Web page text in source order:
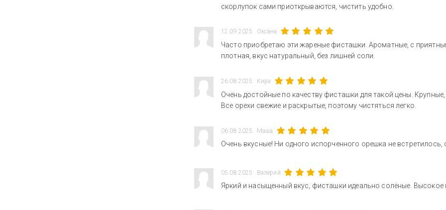
скорлупок сами приоткрываются, чистить удобно.
12.09.2025 Оксана
Часто приобретаю эти жареные фисташки. Ароматные, с
плотная, вкус натуральный, без лишней соли.
26.08.2025 Кира
Очень достойные по качеству фисташки для такой цены.
Все орехи свежие и раскрытые, поэтому чистяться легко.
06.08.2025 Маша
Очень вкусные! Ни одного испорченного орешка не
05.08.2025 Валерий
Яркий и насыщенный вкус, фисташки идеально солёные.